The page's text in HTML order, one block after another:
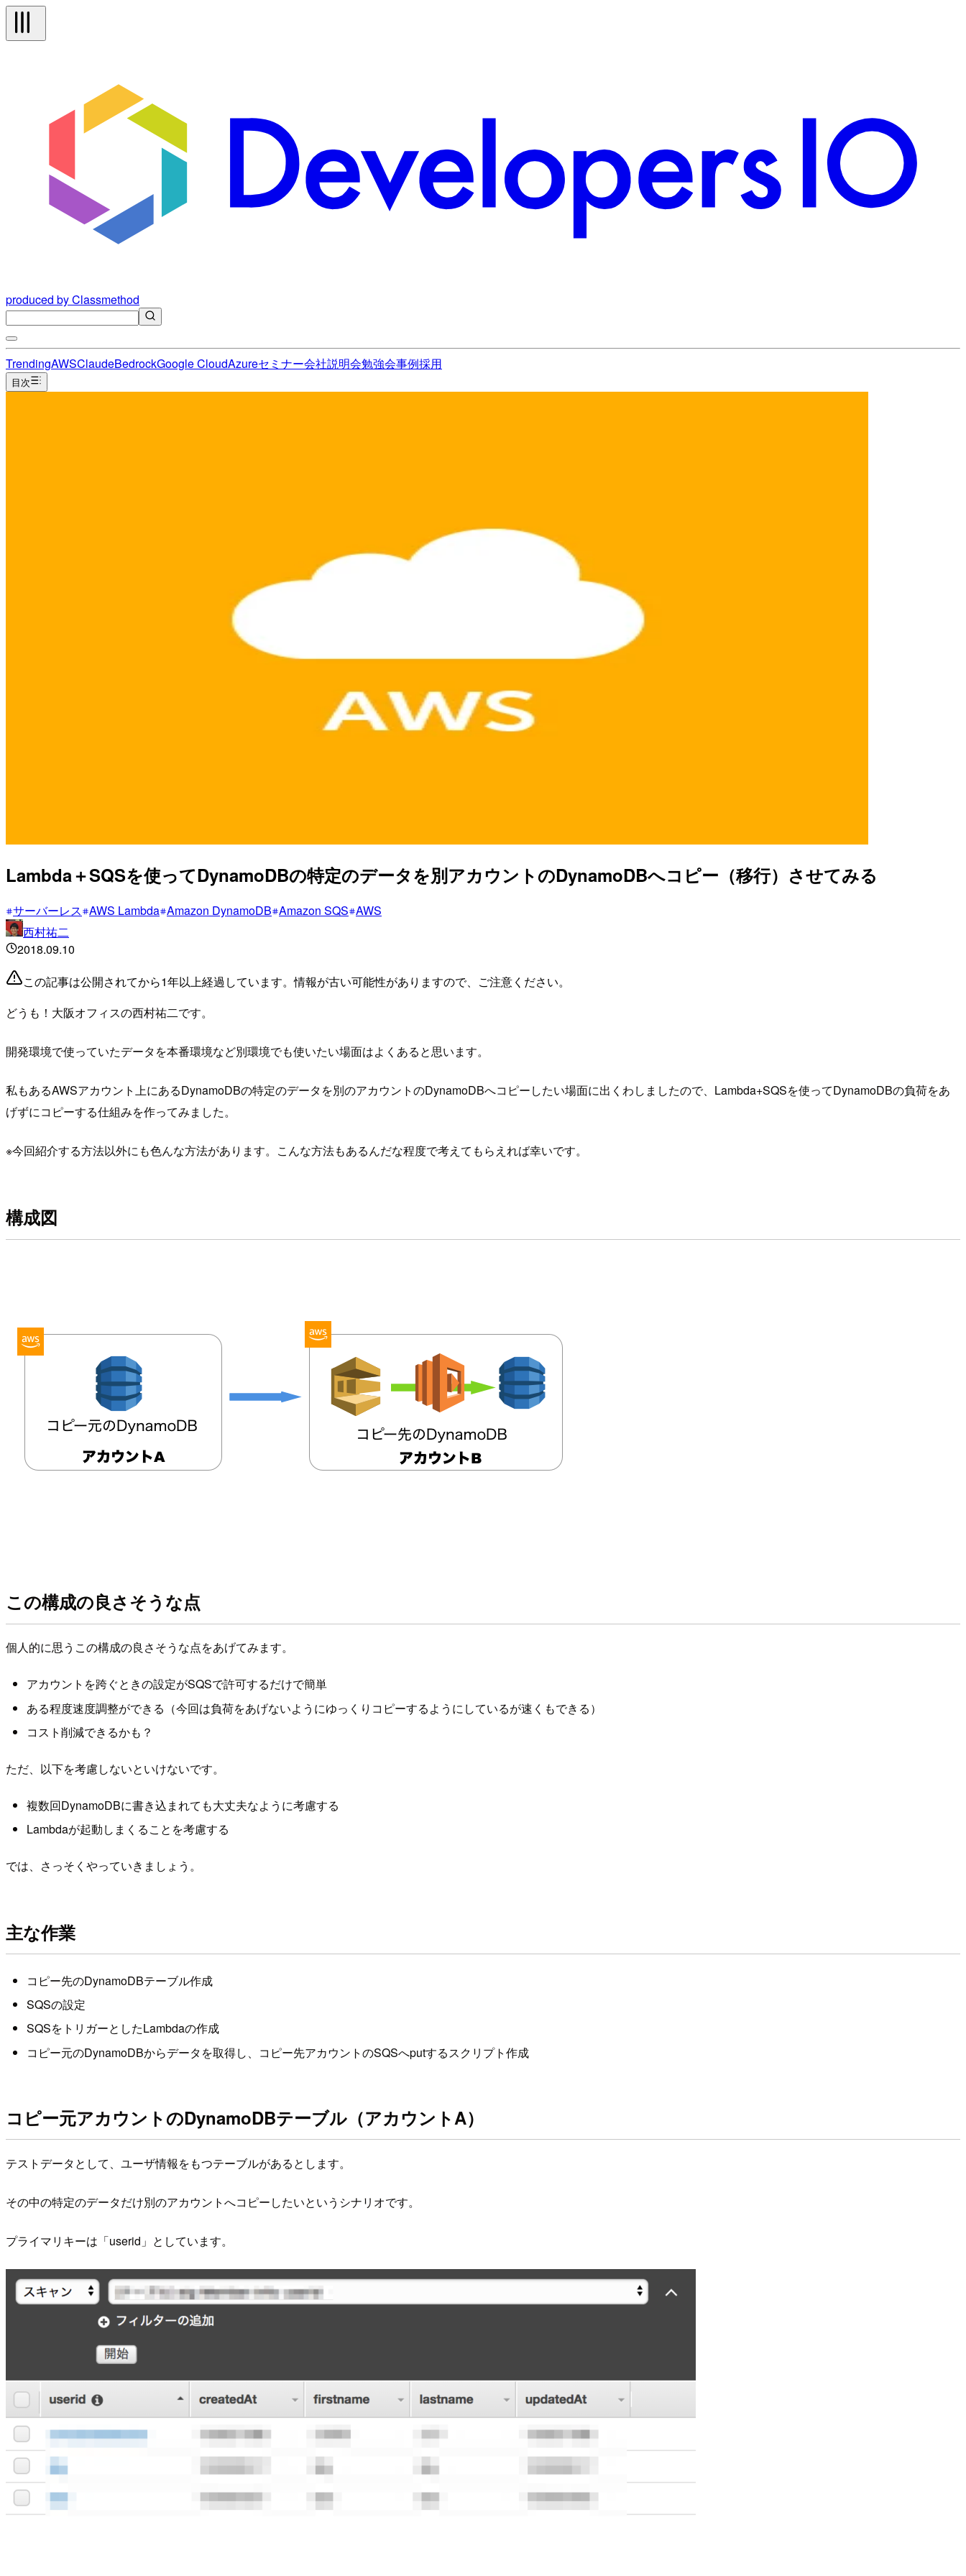
produced by Classmethod
TrendingAWSClaudeBedrockGoogle CloudAzureセミナー会社説明会勉強会事例採用
目次
Lambda＋SQSを使ってDynamoDBの特定のデータを別アカウントのDynamoDBへコピー（移行）させてみる
サーバーレス AWS Lambda Amazon DynamoDB Amazon SQS AWS
西村祐二
2018.09.10
この記事は公開されてから1年以上経過しています。情報が古い可能性がありますので、ご注意ください。
どうも！大阪オフィスの西村祐二です。
開発環境で使っていたデータを本番環境など別環境でも使いたい場面はよくあると思います。
私もあるAWSアカウント上にあるDynamoDBの特定のデータを別のアカウントのDynamoDBへコピーしたい場面に出くわしましたので、Lambda+SQSを使ってDynamoDBの負荷をあ
げずにコピーする仕組みを作ってみました。
※今回紹介する方法以外にも色んな方法があります。こんな方法もあるんだな程度で考えてもらえれば幸いです。
構成図
この構成の良さそうな点
個人的に思うこの構成の良さそうな点をあげてみます。
アカウントを跨ぐときの設定がSQSで許可するだけで簡単
ある程度速度調整ができる（今回は負荷をあげないようにゆっくりコピーするようにしているが速くもできる）
コスト削減できるかも？
ただ、以下を考慮しないといけないです。
複数回DynamoDBに書き込まれても大丈夫なように考慮する
Lambdaが起動しまくることを考慮する
では、さっそくやっていきましょう。
主な作業
コピー先のDynamoDBテーブル作成
SQSの設定
SQSをトリガーとしたLambdaの作成
コピー元のDynamoDBからデータを取得し、コピー先アカウントのSQSへputするスクリプト作成
コピー元アカウントのDynamoDBテーブル（アカウントA）
テストデータとして、ユーザ情報をもつテーブルがあるとします。
その中の特定のデータだけ別のアカウントへコピーしたいというシナリオです。
プライマリキーは「userid」としています。